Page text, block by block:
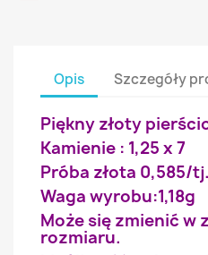
Opis Szczegóły
Piękny złoty
Kamienie : 1,25 x 7
Próba złota 0,585/
Waga wyrobu:1,18g
Może się zmienić w
rozmiaru.